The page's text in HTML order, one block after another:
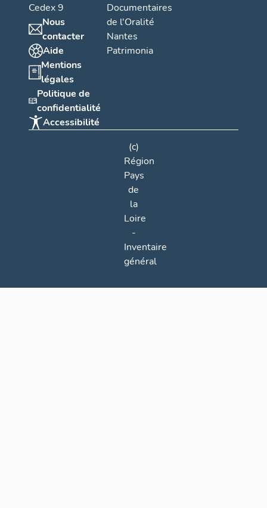
Cedex 9
Nous
contacter
Aide
Mentions
légales
Politique de
confidentialité
Accessibilité
Documentaires
de l'Oralité
Nantes
Patrimonia
(c)
Région
Pays
de
la
Loire
-
Inventaire
général